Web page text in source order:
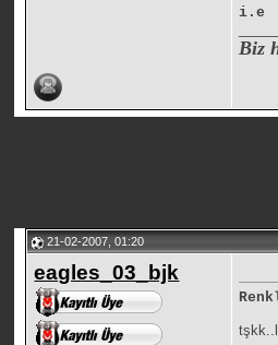
i.e
Biz
21-02-2007, 01:20
eagles_03_bjk